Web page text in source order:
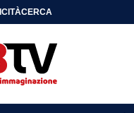
CERCA